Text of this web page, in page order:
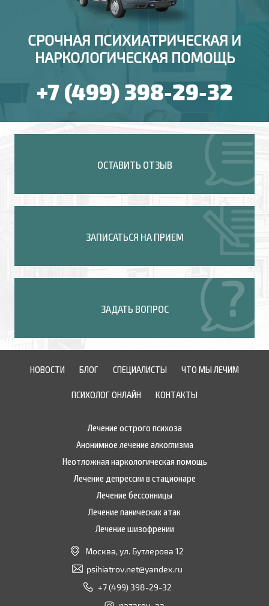
СРОЧНАЯ ПСИХИАТРИЧЕСКАЯ И
НАРКОЛОГИЧЕСКАЯ ПОМОЩЬ
+7 (499) 398-29-32
ОСТАВИТЬ ОТЗЫВ
ЗАПИСАТЬСЯ НА ПРИЕМ
ЗАДАТЬ ВОПРОС
НОВОСТИ БЛОГ СПЕЦИАЛИСТЫ ЧТО МЫ ЛЕЧИМ
ПСИХОЛОГ ОНЛАЙН КОНТАКТЫ
Лечение острого психоза
Анонимное лечение алкоглизма
Неотложная наркологическая помощь
Лечение депрессии в стационаре
Лечение бессонницы
Лечение панических атак
Лечение шизофрении
Москва, ул. Бутлерова 12
psihiatrov.net@yandex.ru
+7 (499) 398-29-32